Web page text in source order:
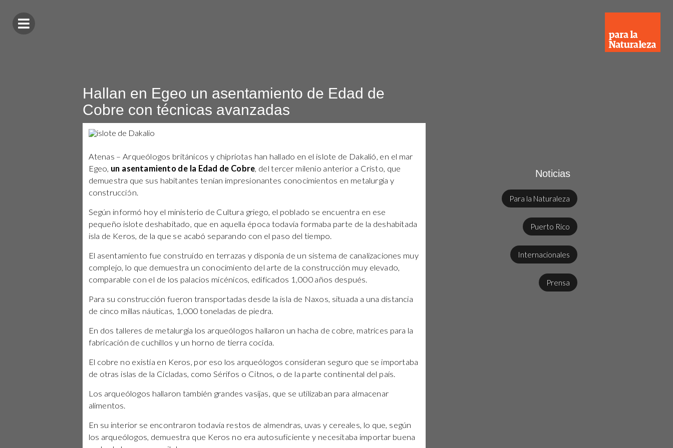
Hallan en Egeo un asentamiento de Edad de
Cobre con técnicas avanzadas
Atenas – Arqueólogos británicos y chipriotas han hallado en el islote de Dakalió, en el mar
Egeo, un asentamiento de la Edad de Cobre, del tercer milenio anterior a Cristo, que
demuestra que sus habitantes tenían impresionantes conocimientos en metalurgia y
construcción.
Según informó hoy el ministerio de Cultura griego, el poblado se encuentra en ese
pequeño islote deshabitado, que en aquella época todavía formaba parte de la deshabitada
isla de Keros, de la que se acabó separando con el paso del tiempo.
El asentamiento fue construido en terrazas y disponía de un sistema de canalizaciones muy
complejo, lo que demuestra un conocimiento del arte de la construcción muy elevado,
comparable con el de los palacios micénicos, edificados 1,000 años después.
Para su construcción fueron transportadas desde la isla de Naxos, situada a una distancia
de cinco millas náuticas, 1,000 toneladas de piedra.
En dos talleres de metalurgia los arqueólogos hallaron un hacha de cobre, matrices para la
fabricación de cuchillos y un horno de tierra cocida.
El cobre no existía en Keros, por eso los arqueólogos consideran seguro que se importaba
de otras islas de la Cícladas, como Sérifos o Citnos, o de la parte continental del país.
Los arqueólogos hallaron también grandes vasijas, que se utilizaban para almacenar
alimentos.
En su interior se encontraron todavía restos de almendras, uvas y cereales, lo que, según
los arqueólogos, demuestra que Keros no era autosuficiente y necesitaba importar buena
Noticias
Para la Naturaleza
Puerto Rico
Internacionales
Prensa